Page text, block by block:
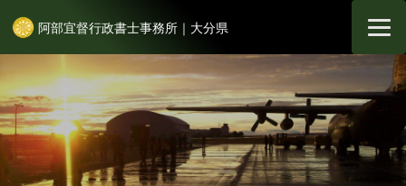
阿部宜督行政書士事務所｜大分県